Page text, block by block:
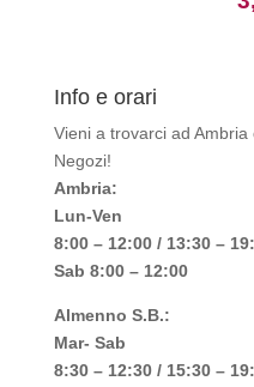
Info e orari
Vieni a trovarci ad
Negozi!
Ambria:
Lun-Ven
8:00 – 12:00 / 13:30 –
Sab 8:00 – 12:00
Almenno S.B.:
Mar- Sab
8:30 – 12:30 / 15:30 –